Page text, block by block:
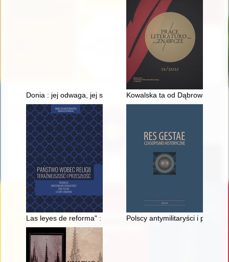
Donia : jej odwaga, jej szczęście : jej trudne przeznaczenie
Kowalska ta od Dąbrowskiej -
Las leyes de reforma" : wprowadzenie rozdziału Kościoła od
Polscy antymilitaryści i